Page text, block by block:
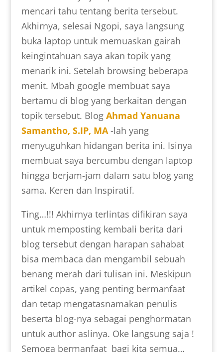
mencari tahu tentang berita tersebut.
Akhirnya, selesai Ngopi, saya langsung
buka laptop untuk memuaskan gairah
keingintahuan saya akan topik yang
menarik ini. Setelah browsing beberapa
menit. Mbah google membuat saya
bertamu di blog yang berkaitan dengan
topik tersebut. Blog Ahmad Yanuana
Samantho, S.IP, MA -lah yang
menyuguhkan hidangan berita ini. Isinya
membuat saya bercumbu dengan laptop
hingga berjam-jam dalam satu blog yang
sama. Keren dan Inspiratif.
Ting…!!! Akhirnya terlintas difikiran saya
untuk memposting kembali berita dari
blog tersebut dengan harapan sahabat
bisa membaca dan mengambil sebuah
benang merah dari tulisan ini. Meskipun
artikel copas, yang penting bermanfaat
dan tetap mengatasnamakan penulis
beserta blog-nya sebagai penghormatan
untuk author aslinya. Oke langsung saja !
Semoga bermanfaat bagi kita semua…